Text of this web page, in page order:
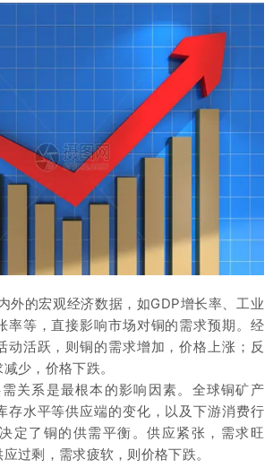
外的宏观经济数据，如GDP增长率、工业
率等，直接影响市场对铜的需求预期。经
动活跃，则铜的需求增加，价格上涨；反
少，价格下跌。
关系是最根本的影响因素。全球铜矿产
存水平等供应端的变化，以及下游消费行
定了铜的供需平衡。供应紧张，需求旺
过剩，需求疲软，则价格下跌。